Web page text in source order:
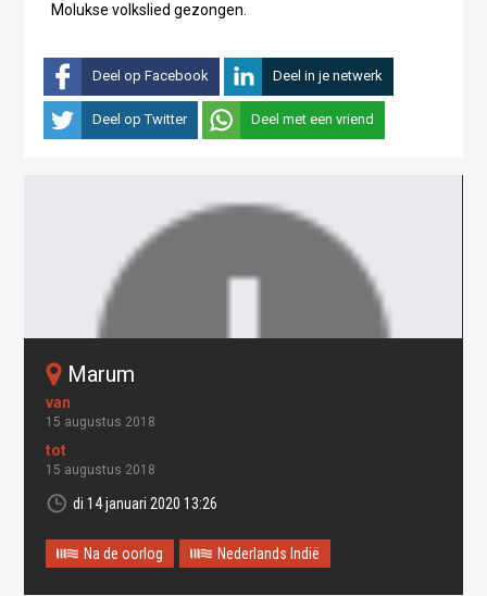
Molukse volkslied gezongen.
Deel op Facebook Deel in je netwerk
Deel op Twitter Deel met een vriend
Oops! Something went
wrong.
Marum
15 augustus 2018
15 augustus 2018
di 14 januari 2020 13:26
Na de oorlog Nederlands Indië